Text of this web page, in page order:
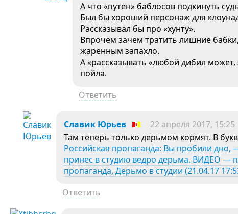
А что «путен» баблосов подкинуть
Был бы хороший персонаж для
Рассказывал бы про «хунту».
Впрочем зачем тратить лишние
жаренным запахло.
А «рассказывать «любой дибил
пойла.
Ответить
Славик Юрьев 22 апреля 2017, 15:25
Там теперь только дерьмом кормят. В
Российская пропаганда: Вы пробили дно,
принес в студию ведро дерьма. ВИДЕО —
пропаганда, Дерьмо в студии (21.04.17
Ответить